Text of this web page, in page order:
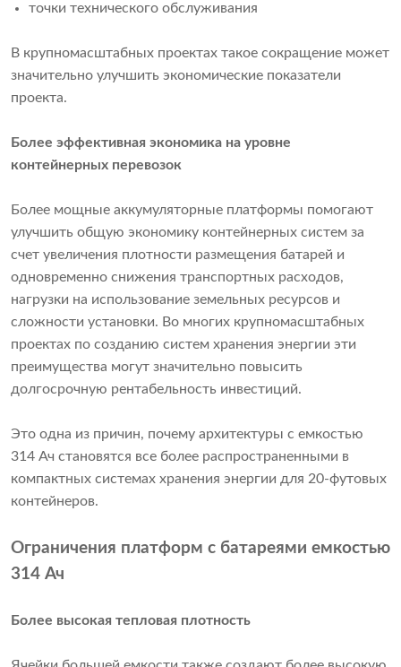
точки технического обслуживания
В крупномасштабных проектах такое сокращение может
значительно улучшить экономические показатели
проекта.
Более эффективная экономика на уровне
контейнерных перевозок
Более мощные аккумуляторные платформы помогают
улучшить общую экономику контейнерных систем за
счет увеличения плотности размещения батарей и
одновременно снижения транспортных расходов,
нагрузки на использование земельных ресурсов и
сложности установки. Во многих крупномасштабных
проектах по созданию систем хранения энергии эти
преимущества могут значительно повысить
долгосрочную рентабельность инвестиций.
Это одна из причин, почему архитектуры с емкостью
314 Ач становятся все более распространенными в
компактных системах хранения энергии для 20-футовых
контейнеров.
Ограничения платформ с батареями емкостью
314 Ач
Более высокая тепловая плотность